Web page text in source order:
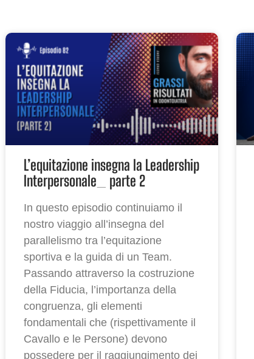
L’equitazione insegna la Leadership
Interpersonale_ parte 2
In questo episodio continuiamo il
nostro viaggio all’insegna del
parallelismo tra l’equitazione
sportiva e la guida di un Team.
Passando attraverso la costruzione
della Fiducia, l’importanza della
congruenza, gli elementi
fondamentali che (rispettivamente il
Cavallo e le Persone) devono
possedere per il raggiungimento dei